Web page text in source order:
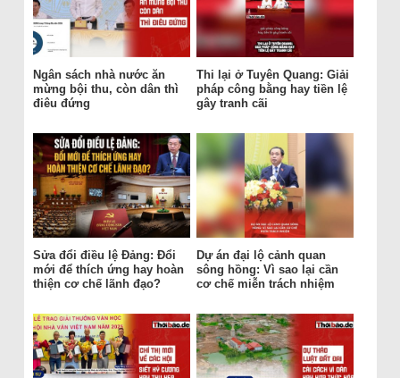
Ngân sách nhà nước ăn
mừng bội thu, còn dân thì
điêu đứng
Thi lại ở Tuyên Quang: Giải
pháp công bằng hay tiền lệ
gây tranh cãi
Sửa đổi điều lệ Đảng: Đổi
mới để thích ứng hay hoàn
thiện cơ chế lãnh đạo?
Dự án đại lộ cảnh quan
sông hồng: Vì sao lại cần
cơ chế miễn trách nhiệm